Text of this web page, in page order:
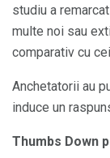
studiu a
multe noi sau
comparativ cu
Anchetatorii au
induce un
Thumbs Down